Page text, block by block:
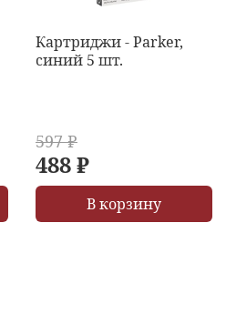
Картриджи - Parker,
синий 5 шт.
597 ₽
488 ₽
В корзину